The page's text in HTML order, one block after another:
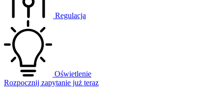
Regulacja
Oświetlenie
Rozpocznij zapytanie już teraz